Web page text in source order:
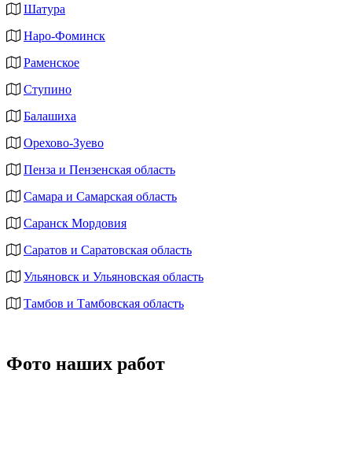
Шатура
Наро-Фоминск
Раменское
Ступино
Балашиха
Орехово-Зуево
Пенза и Пензенская область
Самара и Самарская область
Саранск Мордовия
Саратов и Саратовская область
Ульяновск и Ульяновская область
Тамбов и Тамбовская область
Фото наших работ